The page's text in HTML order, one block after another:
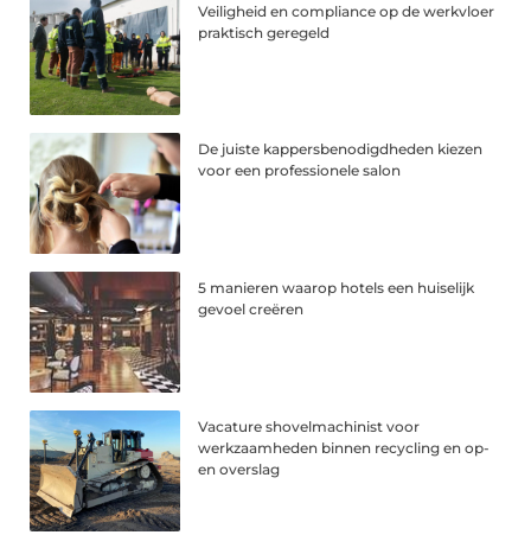
Veiligheid en compliance op de werkvloer
praktisch geregeld
De juiste kappersbenodigdheden kiezen
voor een professionele salon
5 manieren waarop hotels een huiselijk
gevoel creëren
Vacature shovelmachinist voor
werkzaamheden binnen recycling en op-
en overslag